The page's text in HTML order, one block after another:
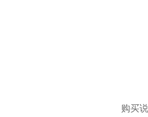
购买